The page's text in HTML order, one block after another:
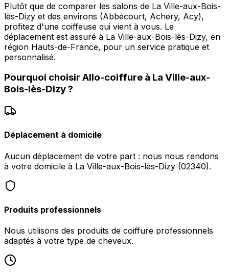
Plutôt que de comparer les salons de La Ville-aux-Bois-
lès-Dizy et des environs (Abbécourt, Achery, Acy),
profitez d'une coiffeuse qui vient à vous. Le
déplacement est assuré à La Ville-aux-Bois-lès-Dizy, en
région Hauts-de-France, pour un service pratique et
personnalisé.
Pourquoi choisir Allo-coiffure à La Ville-aux-
Bois-lès-Dizy?
Déplacement à domicile
Aucun déplacement de votre part : nous nous rendons
à votre domicile à La Ville-aux-Bois-lès-Dizy (02340).
Produits professionnels
Nous utilisons des produits de coiffure professionnels
adaptés à votre type de cheveux.